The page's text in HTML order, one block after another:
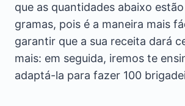
que as quantidades abaixo
gramas, pois é a maneira mais
garantir que a sua receita dará
mais: em seguida, iremos te
adaptá-la para fazer 100